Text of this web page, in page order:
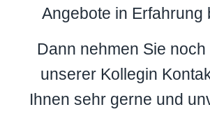
Angebote in Erfahrung
Dann nehmen Sie noch
unserer Kollegin
Ihnen sehr gerne und